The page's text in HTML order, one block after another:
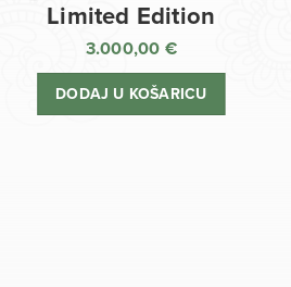
Limited Edition
3.000,00 €
DODAJ U KOŠARICU